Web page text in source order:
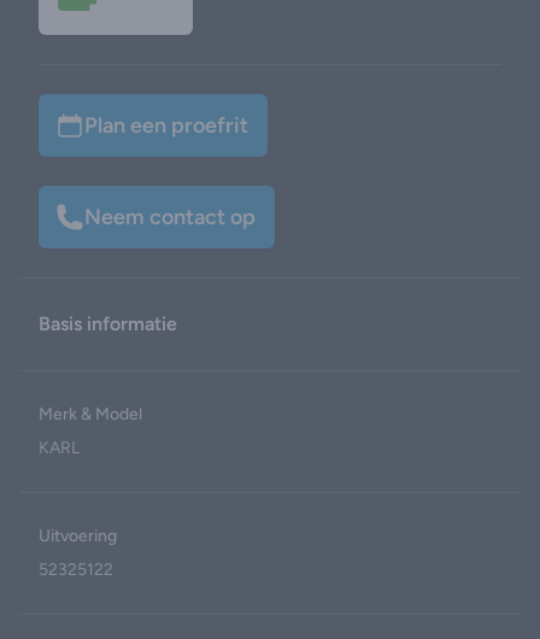
Plan een proefrit
Neem contact op
Basis informatie
Merk & Model
KARL
Uitvoering
52325122